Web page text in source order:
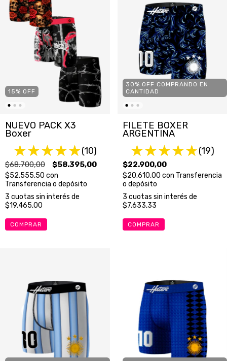
15 % OFF
NUEVO PACK X3
Boxer
(10)
$68.700,00 $58.395,00
$52.555,50 con
Transferencia o depósito
3 cuotas sin interés de
$19.465,00
COMPRAR
30% OFF COMPRANDO EN
CANTIDAD
FILETE BOXER
ARGENTINA
(19)
$22.900,00
$20.610,00 con Transferencia
o depósito
3 cuotas sin interés de
$7.633,33
COMPRAR